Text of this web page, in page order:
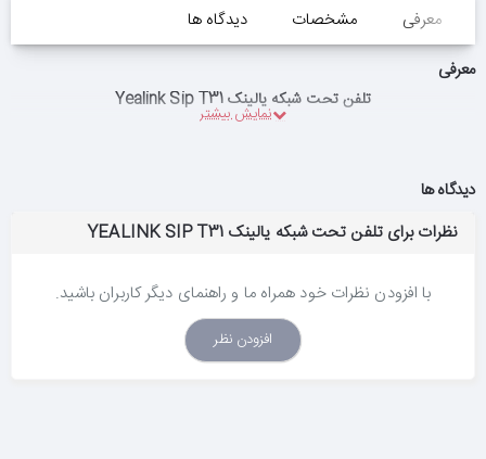
معرفی مشخصات
دیدگاه ها
معرفی
تلفن تحت شبکه یالینک Yealink Sip T31
دیدگاه ها
نظرات برای تلفن تحت شبکه یالینک YEALINK SIP T31
با افزودن نظرات خود همراه ما و راهنمای دیگر کاربران باشید.
افزودن نظر